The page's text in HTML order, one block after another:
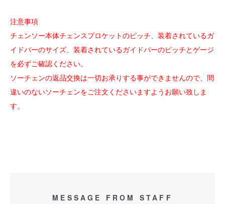
注意事項
チェンソー本体チェンスプロケットのピッチ、装着されているガ
イドバーのサイズ、装着されているガイドバーのピッチとゲージ
を必ずご確認ください。
ソーチェンの返品交換は一切お承りする事ができませんので、間
違いのないソーチェンをご注文くださいますようお願い致しま
す。
MESSAGE FROM STAFF